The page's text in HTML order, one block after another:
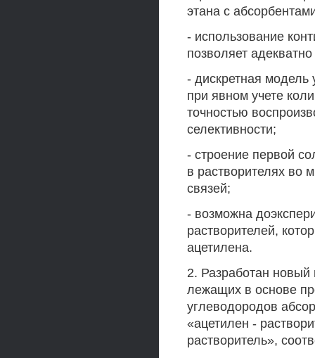
этана с
- использование
позволяет
- дискретная модель
при явном учете
точностью
селективности;
- строение первой
в растворителях во
связей;
- возможна
растворителей,
ацетилена.
2. Разработан
лежащих в основе
углеводородов
«ацетилен -
растворитель»,